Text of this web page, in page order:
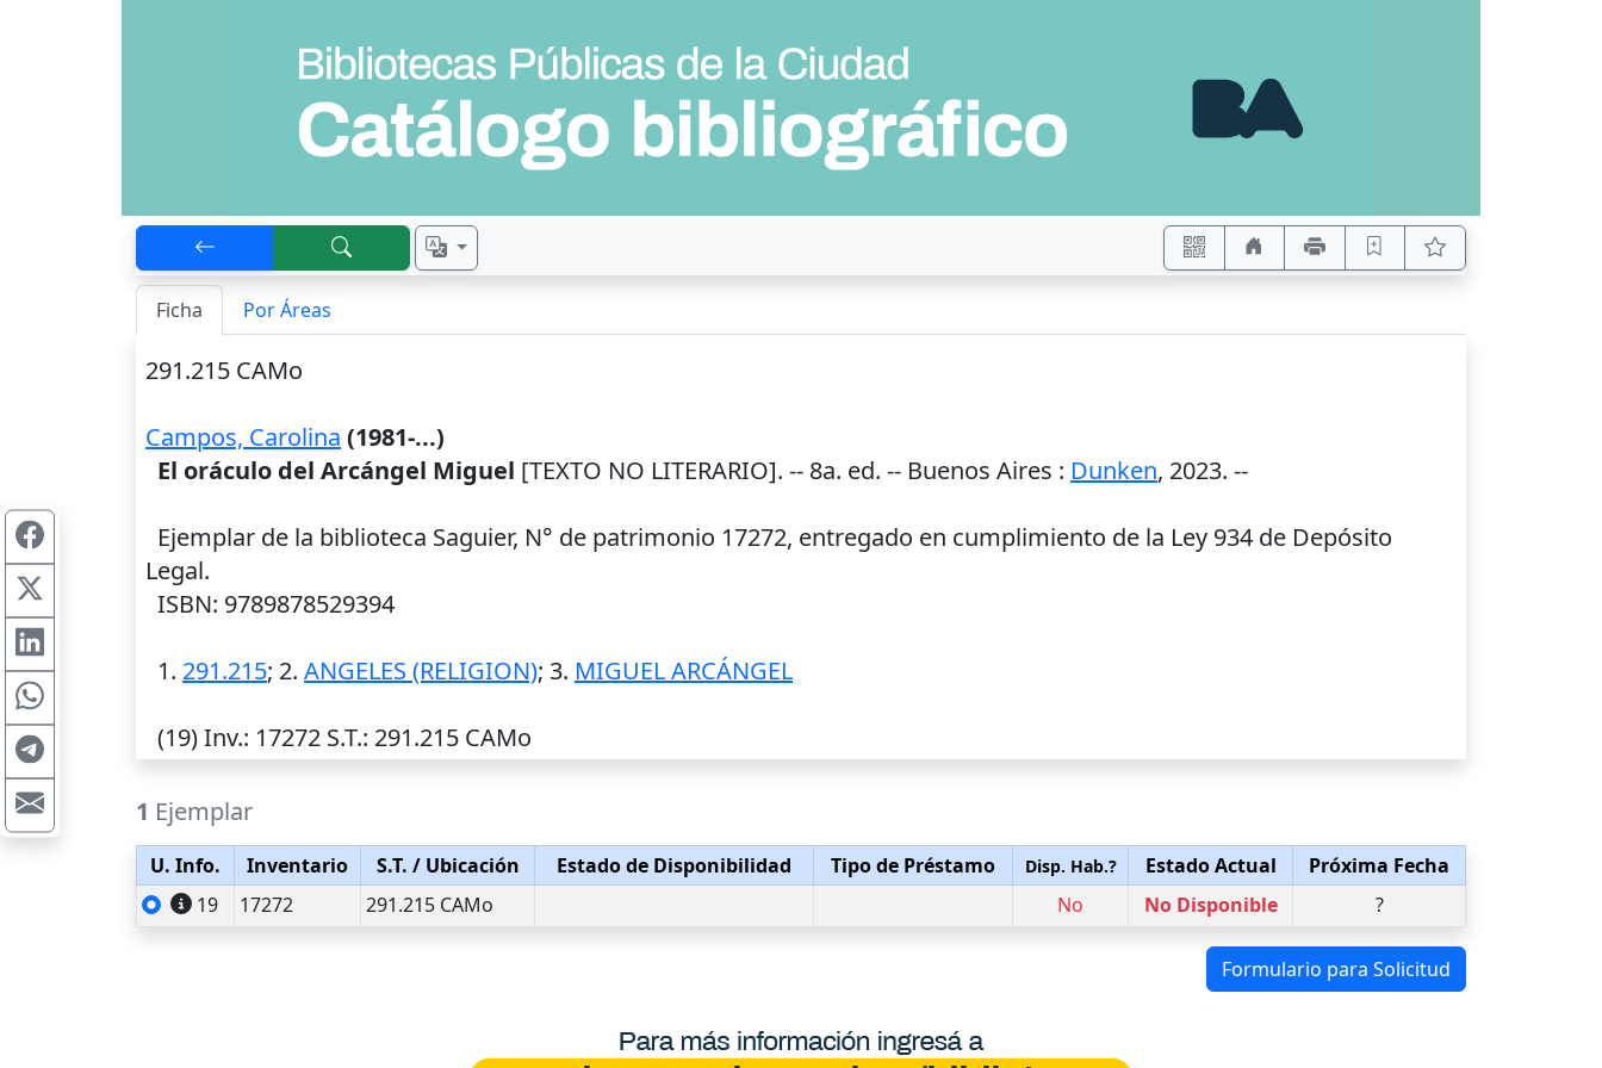
Ficha Por Áreas
291.215 CAMo
Campos, Carolina (1981-...)
El oráculo del Arcángel Miguel [TEXTO NO LITERARIO]. -- 8a. ed. -- Buenos Aires : Dunken, 2023. --
Ejemplar de la biblioteca Saguier, N° de patrimonio 17272, entregado en cumplimiento de la Ley 934 de Depósito
Legal.
ISBN: 9789878529394
1. 291.215; 2. ANGELES (RELIGION); 3. MIGUEL ARCÁNGEL
(19)Inv.: 17272 S.T.: 291.215 CAMo
1 Ejemplar
U. Info. Inventario S.T. / Ubicación Estado de Disponibilidad Tipo de Préstamo Disp. Hab.? Estado Actual
Próxima Fecha
19
17272 291.215 CAMo No No Disponible ?
Formulario para Solicitud